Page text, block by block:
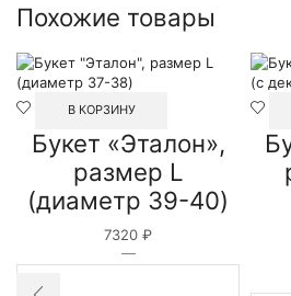
Похожие товары
В КОРЗИНУ
Букет «Эталон»,
размер L
(диаметр 39-40)
7320 ₽
Количество